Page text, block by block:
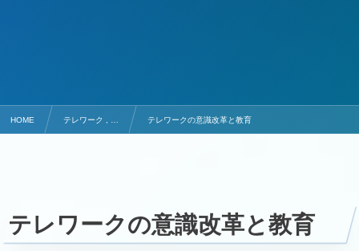
HOME テレワーク , … テレワークの意識改革と教育
テレワークの意識改革と教育